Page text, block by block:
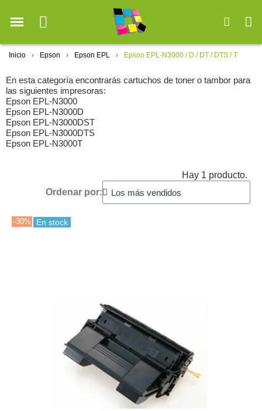
Inicio Epson Epson EPL Epson EPL-N3000 / D / DT / DTS / T
En esta categoría encontrarás cartuchos de toner o tambor para
las siguientes impresoras:
Epson EPL-N3000
Epson EPL-N3000D
Epson EPL-N3000DST
Epson EPL-N3000DTS
Epson EPL-N3000T
Hay 1 producto.
Ordenar por:
-30% En stock